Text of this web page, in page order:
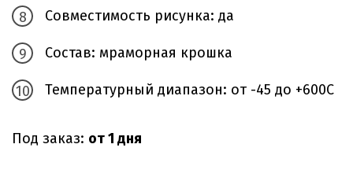
Совместимость рисунка: да
Состав: мраморная крошка
Температурный диапазон: от -45 до +600С
Под заказ: от 1 дня